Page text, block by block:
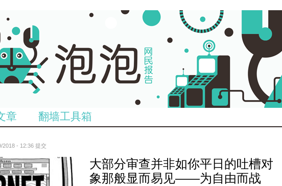
章 翻墙工具箱
2018 - 12:36 提交
大部分审查并非如你平日的吐槽对
象那般显而易见——为自由而战